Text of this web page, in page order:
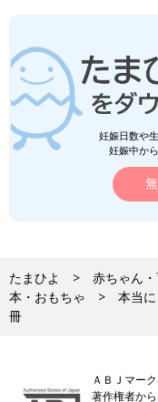
妊娠日数や
妊娠中か
たまひよ 赤ちゃん
本・おもちゃ
本当
冊
ＡＢＪマー
著作権者か